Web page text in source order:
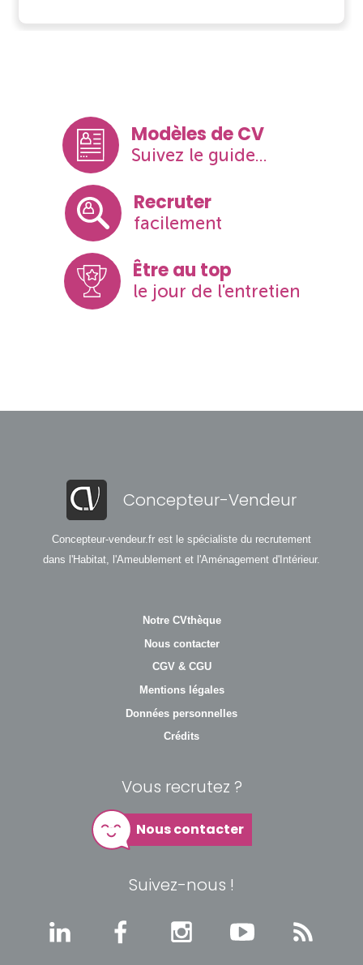
Modèles de CV
Suivez le guide...
Recruter
facilement
Être au top
le jour de l'entretien
Concepteur-Vendeur
Concepteur-vendeur.fr est le spécialiste du recrutement
dans l'Habitat, l'Ameublement et l'Aménagement d'Intérieur.
Notre CVthèque
Nous contacter
CGV & CGU
Mentions légales
Données personnelles
Crédits
Vous recrutez ?
Nous contacter
Suivez-nous !